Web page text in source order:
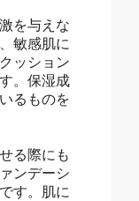
を与えな
敏感肌に
ッション
。保湿成
るものを
る際にも
ンデーシ
す。肌に